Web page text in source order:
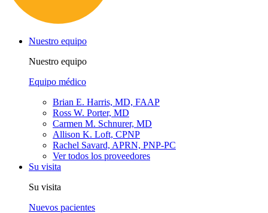
Nuestro equipo
Nuestro equipo
Equipo médico
Brian E. Harris, MD, FAAP
Ross W. Porter, MD
Carmen M. Schnurer, MD
Allison K. Loft, CPNP
Rachel Savard, APRN, PNP-PC
Ver todos los proveedores
Su visita
Su visita
Nuevos pacientes